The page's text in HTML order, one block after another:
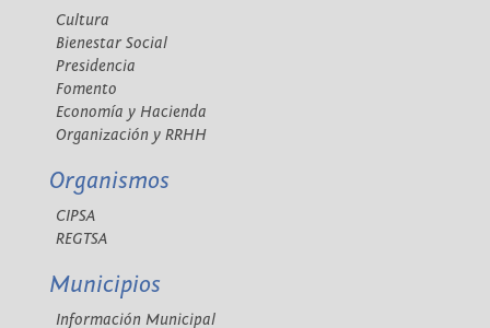
Cultura
Bienestar Social
Presidencia
Fomento
Economía y Hacienda
Organización y RRHH
Organismos
CIPSA
REGTSA
Municipios
Información Municipal